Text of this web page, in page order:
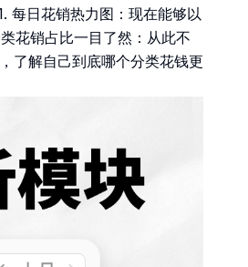
每日花销热力图：现在能够以
花销占比一目了然：从此不
了解自己到底哪个分类花钱更